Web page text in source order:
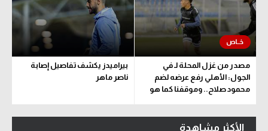
مصدر من غزل المحلة لـ في
الجول: الأهلي رفع عرضه لضم
محمود صلاح.. وموقفنا كما هو
بيراميدز يكشف تفاصيل إصابة
ناصر ماهر
الأكثر مشاهدة